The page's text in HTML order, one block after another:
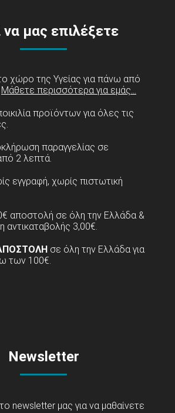
να μας επιλέξετε
χώρο της Υγείας για πάνω από
Μάθετε περισσότερα για εμάς...
προϊόντων για όλες τις
παραγγελίας σε
2 λεπτά.
εγγραφή, χωρίς πιστωτική
αποστολή σε όλη την Ελλάδα &
αντικαταβολής 3,00€.
σε όλη την Ελλάδα για
των 100€.
Newsletter
newsletter μας για να μαθαίνετε